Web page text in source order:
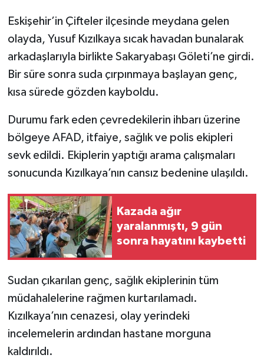
Eskişehir’in Çifteler ilçesinde meydana gelen
olayda, Yusuf Kızılkaya sıcak havadan bunalarak
arkadaşlarıyla birlikte Sakaryabaşı Göleti’ne girdi.
Bir süre sonra suda çırpınmaya başlayan genç,
kısa sürede gözden kayboldu.
Durumu fark eden çevredekilerin ihbarı üzerine
bölgeye AFAD, itfaiye, sağlık ve polis ekipleri
sevk edildi. Ekiplerin yaptığı arama çalışmaları
sonucunda Kızılkaya’nın cansız bedenine ulaşıldı.
Kazada ağır
yaralanmıştı, 9 gün
sonra hayatını kaybetti
Sudan çıkarılan genç, sağlık ekiplerinin tüm
müdahalelerine rağmen kurtarılamadı.
Kızılkaya’nın cenazesi, olay yerindeki
incelemelerin ardından hastane morguna
kaldırıldı.
Sonsöz Özel
Spor
Vasıta